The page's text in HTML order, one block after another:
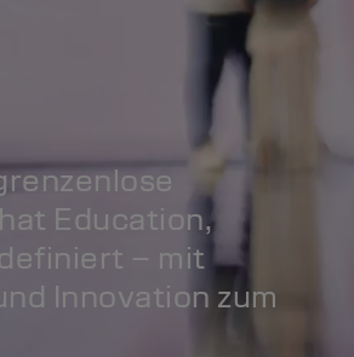
Education,
– mit
Innovation zum